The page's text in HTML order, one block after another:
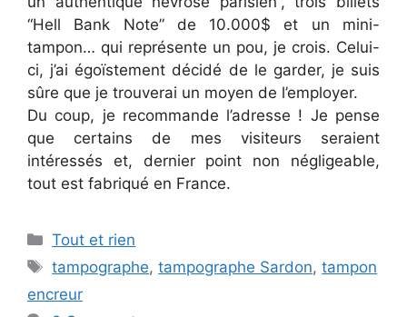
“Hell Bank Note” de 10.000$ et un mini-
tampon… qui représente un pou, je crois. Celui-
ci, j’ai égoïstement décidé de le garder, je suis
sûre que je trouverai un moyen de l’employer.
Du coup, je recommande l’adresse ! Je pense
que certains de mes visiteurs seraient
intéressés et, dernier point non négligeable,
tout est fabriqué en France.
Categories
Tout et rien
Tags
tampographe,tampographe Sardon,tampon
encreur